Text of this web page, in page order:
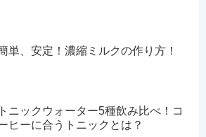
単、安定！濃縮ミルクの作り方！
トニックウォーター5種飲み比べ！コ
ヒーに合うトニックとは？